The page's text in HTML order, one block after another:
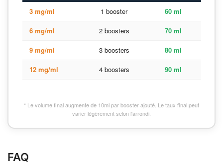
3 mg/ml 1 booster 60 ml
6 mg/ml 2 boosters 70 ml
9 mg/ml 3 boosters 80 ml
12 mg/ml 4 boosters 90 ml
* Le volume final augmente de 10ml par booster ajouté. Le taux final peut
varier légèrement selon l'arrondi.
FAQ